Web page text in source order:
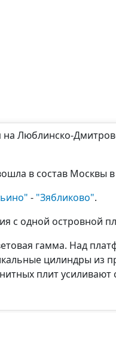
на Люблинско-
в состав Москвы в
- "Зябликово".
с одной островной
гамма. Над
цилиндры из
плит усиливают